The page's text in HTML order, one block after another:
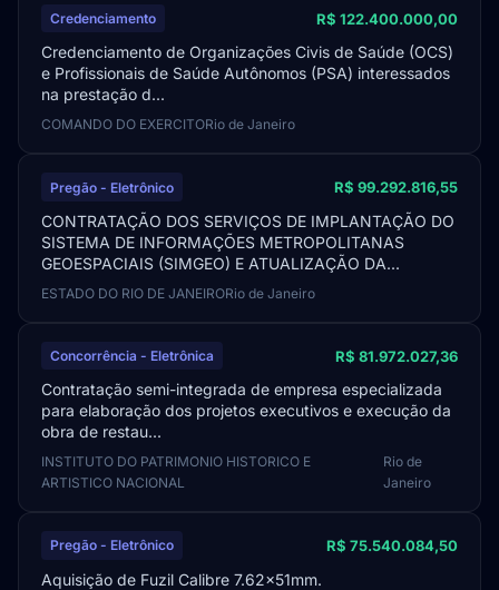
Credenciamento R$ 122.400.000,00
Credenciamento de Organizações Civis de Saúde (OCS)
e Profissionais de Saúde Autônomos (PSA) interessados
na prestação d...
COMANDO DO EXERCITORio de Janeiro
Pregão - Eletrônico R$ 99.292.816,55
CONTRATAÇÃO DOS SERVIÇOS DE IMPLANTAÇÃO DO
SISTEMA DE INFORMAÇÕES METROPOLITANAS
GEOESPACIAIS (SIMGEO) E ATUALIZAÇÃO DA...
ESTADO DO RIO DE JANEIRORio de Janeiro
Concorrência - Eletrônica R$ 81.972.027,36
Contratação semi-integrada de empresa especializada
para elaboração dos projetos executivos e execução da
obra de restau...
INSTITUTO DO PATRIMONIO HISTORICO E
ARTISTICO NACIONAL
Rio de
Janeiro
Pregão - Eletrônico R$ 75.540.084,50
Aquisição de Fuzil Calibre 7.62x51mm.